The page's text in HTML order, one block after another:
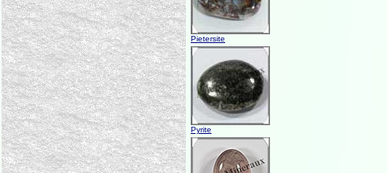
Pietersite
Pyrite